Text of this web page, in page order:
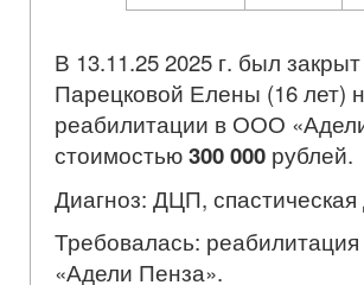
В 13.11.25 2025 г. был
Парецковой Елены (16 лет)
реабилитации в ООО
стоимостью300 000 рублей.
Диагноз: ДЦП, спастическая
Требовалась:
«Адели Пенза».